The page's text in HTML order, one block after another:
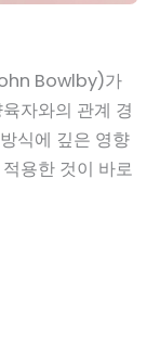
Bowlby)가
자와의 관계 경
식에 깊은 영향
용한 것이 바로